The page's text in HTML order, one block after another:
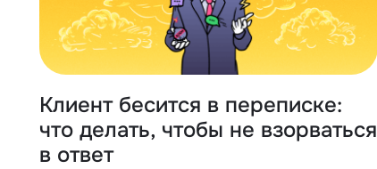
Клиент бесится в переписке:
что делать, чтобы не взорваться
в ответ